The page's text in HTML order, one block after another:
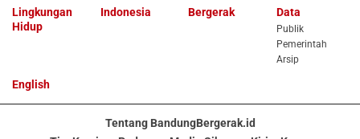
Lingkungan
Hidup
Indonesia Bergerak Data
Publik
Pemerintah
Arsip
English
Tentang BandungBergerak.id